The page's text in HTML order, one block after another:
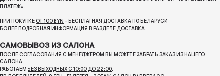
ПЛАТЕЖ».
ПРИ ПОКУПКЕ ОТ 100 BYN - БЕСПЛАТНАЯ ДОСТАВКА ПО БЕЛАРУСИ
БОЛЕЕ ПОДРОБНАЯ ИНФОРМАЦИЯ В РАЗДЕЛЕ ДОСТАВКА.
САМОВЫВОЗ ИЗ САЛОНА
ПОСЛЕ СОГЛАСОВАНИЯ С МЕНЕДЖЕРОМ ВЫ МОЖЕТЕ ЗАБРАТЬ ЗАКАЗ ИЗ НАШЕГО
САЛОНА:
РАБОТАЕМ БЕЗ ВЫХОДНЫХ С 10:00 ДО 22:00.